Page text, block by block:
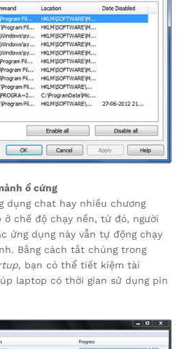
ổ cứng
dụng chat hay nhiều chương
chế độ chạy nền, từ đó, người
ứng dụng này vẫn tự động chạy
Bằng cách tắt chúng trong
, bạn có thể tiết kiệm tài
laptop có thời gian sử dụng pin